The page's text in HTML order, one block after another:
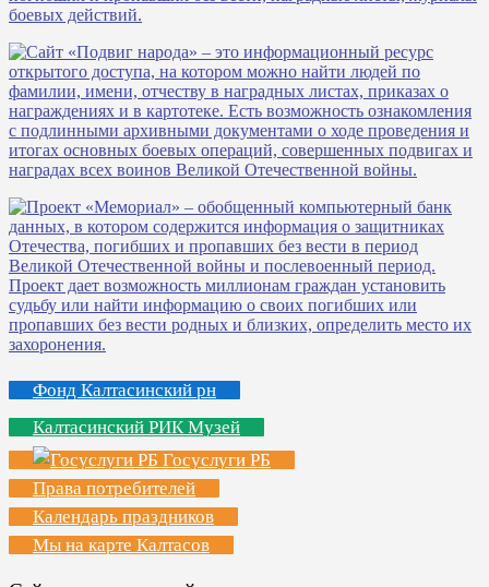
Фонд Калтасинский рн
Калтасинский РИК Музей
Госуслуги РБ
Права потребителей
Календарь праздников
Мы на карте Калтасов